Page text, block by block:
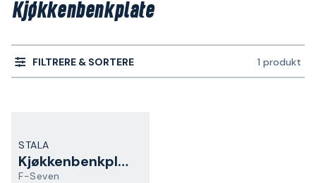
Kjøkkenbenkplate
FILTRERE & SORTERE 1 produkt
STALA
Kjøkkenbenkplate
F-Seven